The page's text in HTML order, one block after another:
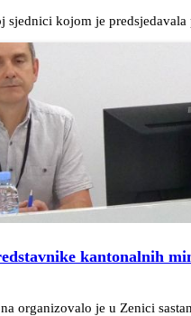
sjednici kojom je
kantonalnih
organizovalo je u Zenici